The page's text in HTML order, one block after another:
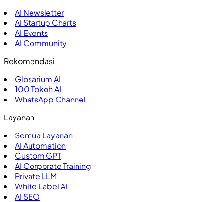
AI Newsletter
AI Startup Charts
AI Events
AI Community
Rekomendasi
Glosarium AI
100Tokoh AI
WhatsApp Channel
Layanan
Semua Layanan
AI Automation
Custom GPT
AI Corporate Training
Private LLM
White Label AI
AI SEO